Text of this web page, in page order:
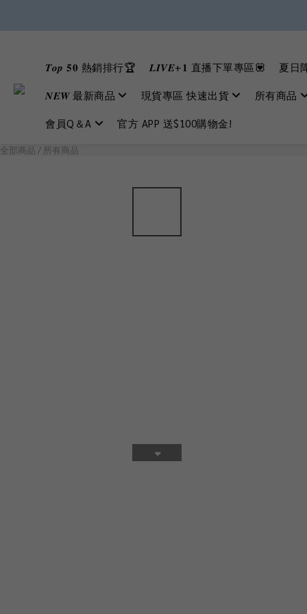
𝑻𝒐𝒑 𝟓𝟎 熱銷排行🏆 𝑳𝑰𝑽𝑬+𝟏 直播下單專區💟 夏日
𝑵𝑬𝑾 最新商品 現貨專區 快速出貨 所有商品
會員Q＆A 官方 APP 送$100購物金!
全部商品 / 所有商品